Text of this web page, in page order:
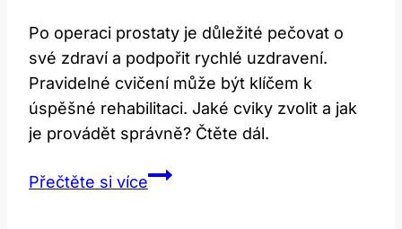
Po operaci prostaty je důležité pečovat o
své zdraví a podpořit rychlé uzdravení.
Pravidelné cvičení může být klíčem k
úspěšné rehabilitaci. Jaké cviky zvolit a jak
je provádět správně? Čtěte dál.
Přečtěte si víceCviky